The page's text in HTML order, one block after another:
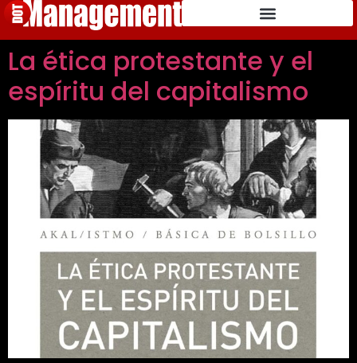
La ética protestante y el
espíritu del capitalismo